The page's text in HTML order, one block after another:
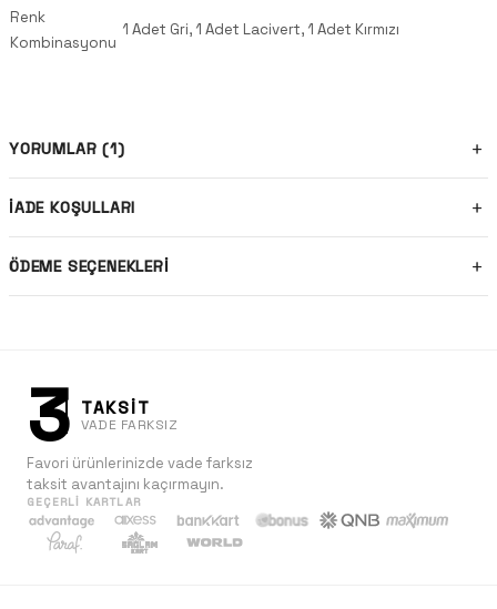
Renk
Kombinasyonu
1 Adet Gri, 1 Adet Lacivert, 1 Adet Kırmızı
YORUMLAR (1)
İADE KOŞULLARI
ÖDEME SEÇENEKLERI
3 TAKSİT
VADE FARKSIZ
Favori ürünlerinizde vade farksız
taksit avantajını kaçırmayın.
GEÇERLI KARTLAR